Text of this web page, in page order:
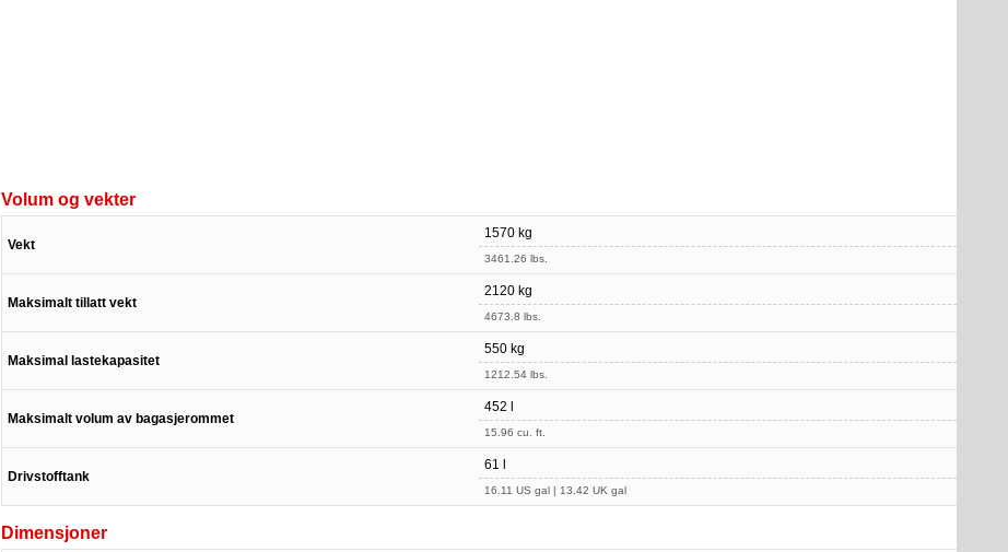
Volum og vekter
Vekt
1570 kg
3461.26 lbs.
Maksimalt tillatt vekt
2120 kg
4673.8 lbs.
Maksimal lastekapasitet
550 kg
1212.54 lbs.
Maksimalt volum av bagasjerommet
452 l
15.96 cu. ft.
Drivstofftank
61 l
16.11 US gal | 13.42 UK gal
Dimensjoner